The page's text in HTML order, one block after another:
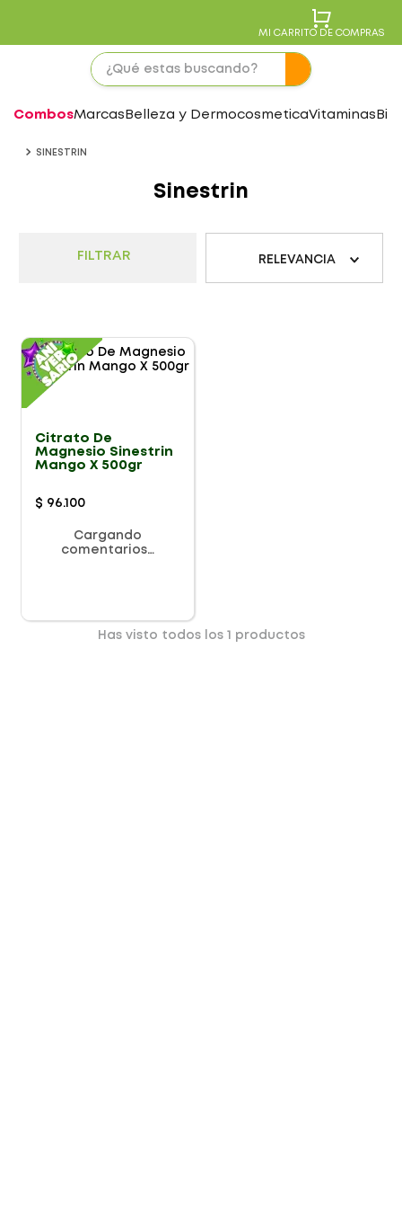
MI CARRITO DE COMPRAS
CombosMarcas Belleza y DermocosmeticaVitaminas
SINESTRIN
Sinestrin
FILTRAR RELEVANCIA
Citrato De
Magnesio Sinestrin
Mango X 500gr
$ 96.100
Cargando
comentarios…
Has visto todos los productos